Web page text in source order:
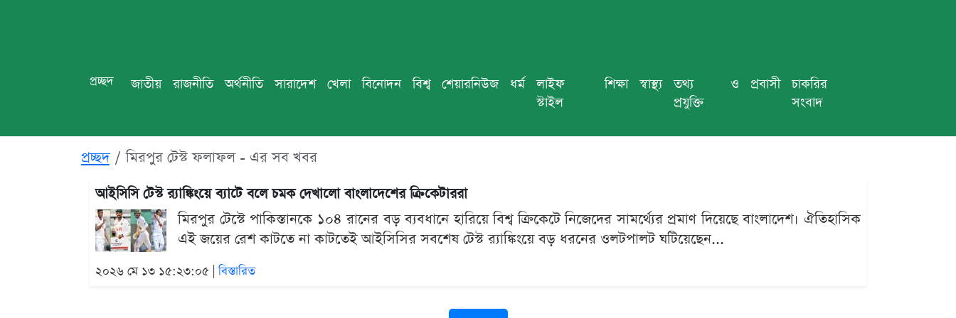
প্রচ্ছদ জাতীয় রাজনীতি অর্থনীতি সারাদেশ খেলা বিনোদন বিশ্ব শেয়ারনিউজ ধর্ম
লাইফ
স্টাইল
শিক্ষা স্বাস্থ্য
তথ্য ও
প্রযুক্তি
প্রবাসী
চাকরির
সংবাদ
প্রচ্ছদ মিরপুর টেস্ট ফলাফল - এর সব খবর
আইসিসি টেস্ট র‍্যাঙ্কিংয়ে ব্যাটে বলে চমক দেখালো বাংলাদেশের ক্রিকেটাররা
মিরপুর টেস্টে পাকিস্তানকে ১০৪ রানের বড় ব্যবধানে হারিয়ে বিশ্ব ক্রিকেটে নিজেদের সামর্থ্যের প্রমাণ দিয়েছে বাংলাদেশ। ঐতিহাসিক
এই জয়ের রেশ কাটতে না কাটতেই আইসিসির সবশেষ টেস্ট র‍্যাঙ্কিংয়ে বড় ধরনের ওলটপালট ঘটিয়েছেন...
২০২৬ মে ১৩ ১৫:২৩:০৫ |বিস্তারিত